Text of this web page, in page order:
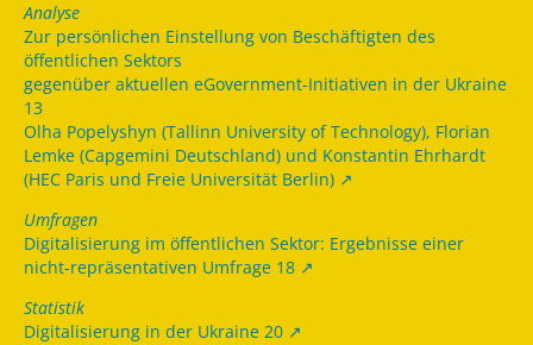
Analyse
Zur persönlichen Einstellung von Beschäftigten des
öffentlichen Sektors
gegenüber aktuellen eGovernment-Initiativen in der Ukraine
13
Olha Popelyshyn (Tallinn University of Technology), Florian
Lemke (Capgemini Deutschland) und Konstantin Ehrhardt
(HEC Paris und Freie Universität Berlin)
Umfragen
Digitalisierung im öffentlichen Sektor: Ergebnisse einer
nicht-repräsentativen Umfrage 18
Statistik
Digitalisierung in der Ukraine 20